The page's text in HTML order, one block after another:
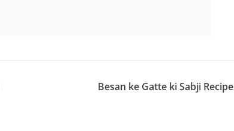
Besan ke Gatte ki Sabji Recipe